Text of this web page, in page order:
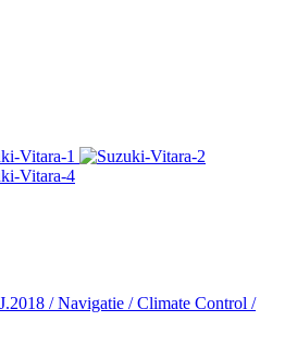
/ Navigatie / Climate Control /